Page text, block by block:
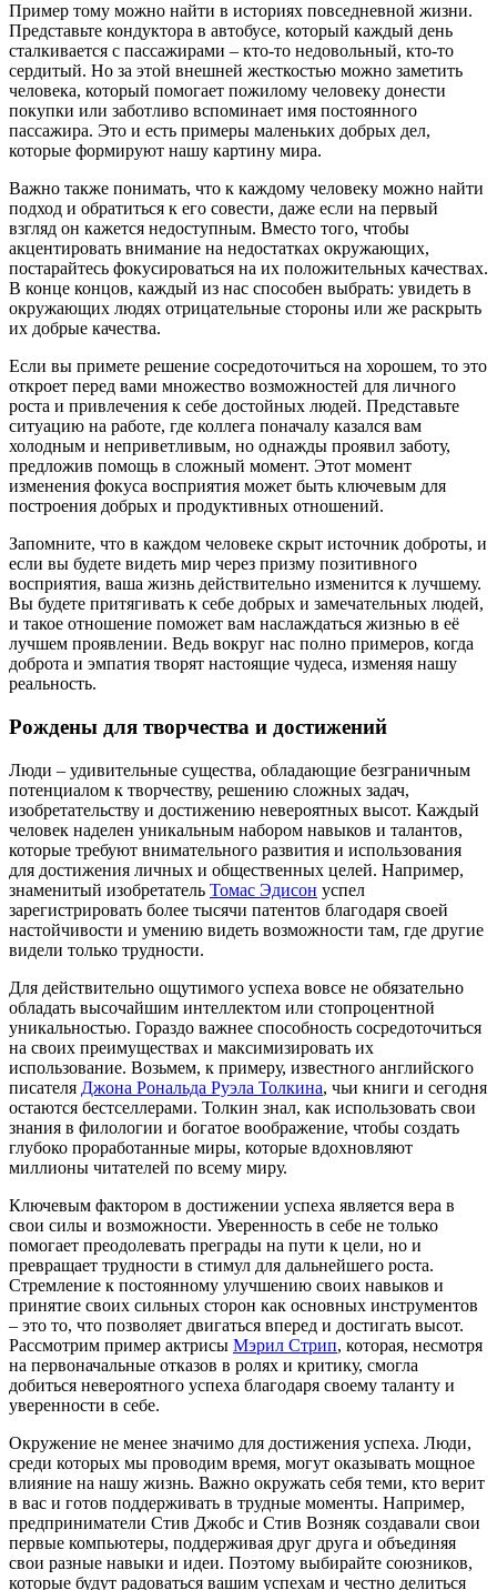
Пример тому можно найти в историях повседневной жизни.
Представьте кондуктора в автобусе, который каждый день
сталкивается с пассажирами – кто-то недовольный, кто-то
сердитый. Но за этой внешней жесткостью можно заметить
человека, который помогает пожилому человеку донести
покупки или заботливо вспоминает имя постоянного
пассажира. Это и есть примеры маленьких добрых дел,
которые формируют нашу картину мира.
Важно также понимать, что к каждому человеку можно найти
подход и обратиться к его совести, даже если на первый
взгляд он кажется недоступным. Вместо того, чтобы
акцентировать внимание на недостатках окружающих,
постарайтесь фокусироваться на их положительных качествах.
В конце концов, каждый из нас способен выбрать: увидеть в
окружающих людях отрицательные стороны или же раскрыть
их добрые качества.
Если вы примете решение сосредоточиться на хорошем, то это
откроет перед вами множество возможностей для личного
роста и привлечения к себе достойных людей. Представьте
ситуацию на работе, где коллега поначалу казался вам
холодным и неприветливым, но однажды проявил заботу,
предложив помощь в сложный момент. Этот момент
изменения фокуса восприятия может быть ключевым для
построения добрых и продуктивных отношений.
Запомните, что в каждом человеке скрыт источник доброты, и
если вы будете видеть мир через призму позитивного
восприятия, ваша жизнь действительно изменится к лучшему.
Вы будете притягивать к себе добрых и замечательных людей,
и такое отношение поможет вам наслаждаться жизнью в её
лучшем проявлении. Ведь вокруг нас полно примеров, когда
доброта и эмпатия творят настоящие чудеса, изменяя нашу
реальность.
Рождены для творчества и достижений
Люди – удивительные существа, обладающие безграничным
потенциалом к творчеству, решению сложных задач,
изобретательству и достижению невероятных высот. Каждый
человек наделен уникальным набором навыков и талантов,
которые требуют внимательного развития и использования
для достижения личных и общественных целей. Например,
знаменитый изобретатель Томас Эдисон успел
зарегистрировать более тысячи патентов благодаря своей
настойчивости и умению видеть возможности там, где другие
видели только трудности.
Для действительно ощутимого успеха вовсе не обязательно
обладать высочайшим интеллектом или стопроцентной
уникальностью. Гораздо важнее способность сосредоточиться
на своих преимуществах и максимизировать их
использование. Возьмем, к примеру, известного английского
писателя Джона Рональда Руэла Толкина, чьи книги и сегодня
остаются бестселлерами. Толкин знал, как использовать свои
знания в филологии и богатое воображение, чтобы создать
глубоко проработанные миры, которые вдохновляют
миллионы читателей по всему миру.
Ключевым фактором в достижении успеха является вера в
свои силы и возможности. Уверенность в себе не только
помогает преодолевать преграды на пути к цели, но и
превращает трудности в стимул для дальнейшего роста.
Стремление к постоянному улучшению своих навыков и
принятие своих сильных сторон как основных инструментов
– это то, что позволяет двигаться вперед и достигать высот.
Рассмотрим пример актрисы Мэрил Стрип, которая, несмотря
на первоначальные отказов в ролях и критику, смогла
добиться невероятного успеха благодаря своему таланту и
уверенности в себе.
Окружение не менее значимо для достижения успеха. Люди,
среди которых мы проводим время, могут оказывать мощное
влияние на нашу жизнь. Важно окружать себя теми, кто верит
в вас и готов поддерживать в трудные моменты. Например,
предприниматели Стив Джобс и Стив Возняк создавали свои
первые компьютеры, поддерживая друг друга и объединяя
свои разные навыки и идеи. Поэтому выбирайте союзников,
которые будут радоваться вашим успехам и честно делиться